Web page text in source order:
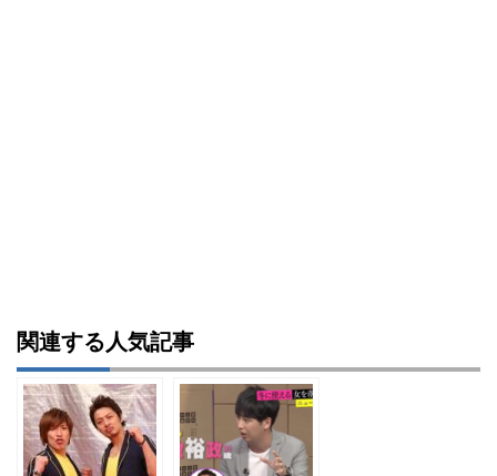
関連する人気記事